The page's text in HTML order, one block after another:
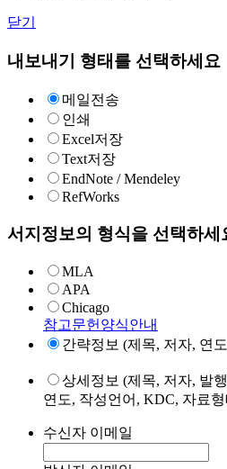
닫기
내보내기 형태를 선택하세요
메일전송
인쇄
Excel저장
Text저장
EndNote / Mendeley
RefWorks
서지정보의 형식을 선택하세
MLA
APA
Chicago
참고문헌양식안내
간략정보 (제목, 저자, 연
상세정보 (제목, 저자, 발
연도, 작성언어, KDC, 자료
수신자 이메일